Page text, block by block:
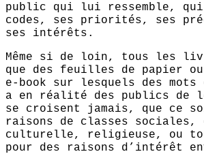
public qui lui ressemble, qui
codes, ses priorités, ses
ses intérêts.
Même si de loin, tous les
que des feuilles de papier
e-book sur lesquels des
a en réalité des publics de
se croisent jamais, que ce
raisons de classes sociales,
culturelle, religieuse, ou
pour des raisons d’intérêt